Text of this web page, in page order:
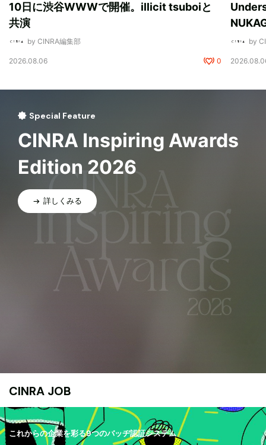
10日に渋谷WWWで開催。illicit tsuboiと
共演
by CINRA編集部
2026.08.06 0
by
Special Feature
CINRA Inspiring Awards
Edition 2026
詳しくみる
CINRA JOB
これからの企業を彩る9つのバッヂ認証システム